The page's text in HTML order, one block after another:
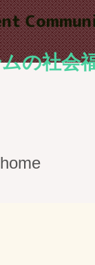
の社会